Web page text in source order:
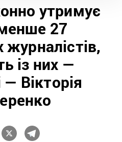
утримує
27
журналістів,
із них —
Вікторія